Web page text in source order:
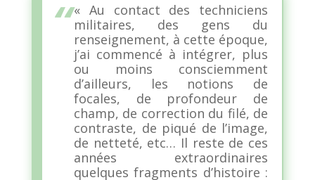
« Au contact des techniciens
militaires, des gens du
renseignement, à cette époque,
j’ai commencé à intégrer, plus
ou moins consciemment
d’ailleurs, les notions de
focales, de profondeur de
champ, de correction du filé, de
contraste, de piqué de l’image,
de netteté, etc… Il reste de ces
années extraordinaires
quelques fragments d’histoire :